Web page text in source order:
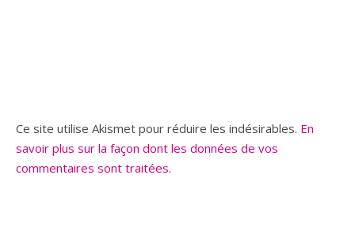
Ce site utilise Akismet pour réduire les indésirables. En
savoir plus sur la façon dont les données de vos
commentaires sont traitées.